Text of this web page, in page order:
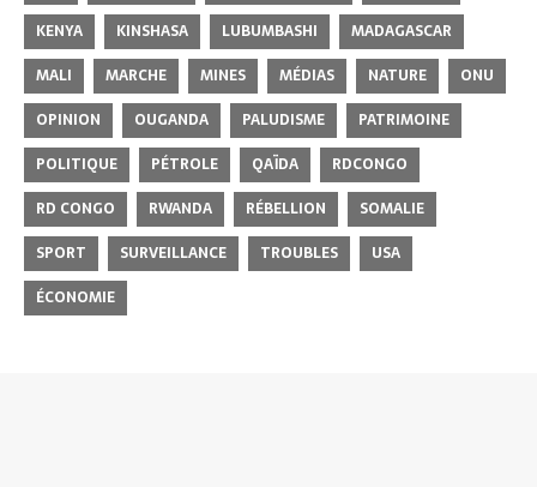
KENYA
KINSHASA LUBUMBASHI
MADAGASCAR
MALI
MARCHE MINES MÉDIAS NATURE
ONU
OPINION
OUGANDA PALUDISME
PATRIMOINE
POLITIQUE
PÉTROLE QAÏDA
RDCONGO
RD CONGO
RWANDA RÉBELLION
SOMALIE
SPORT
SURVEILLANCE TROUBLES
USA
ÉCONOMIE